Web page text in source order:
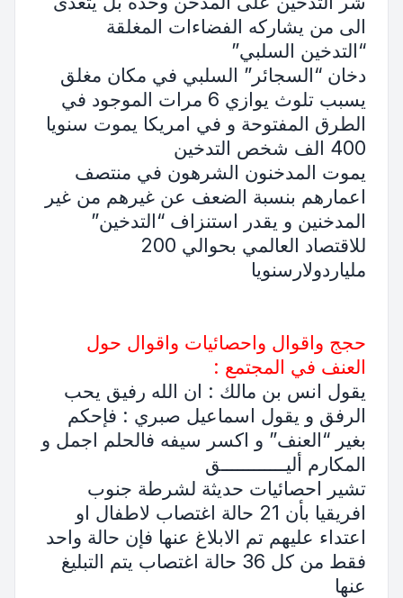
الى من يشاركه الفضاءات المغلقة
“التدخين السلبي”
دخان “السجائر” السلبي في مكان مغلق
يسبب تلوث يوازي 6 مرات الموجود في
الطرق المفتوحة و في امريكا يموت سنويا
400 الف شخص التدخين
يموت المدخنون الشرهون في منتصف
اعمارهم بنسبة الضعف عن غيرهم من غير
المدخنين و يقدر استنزاف “التدخين”
للاقتصاد العالمي بحوالي 200
ملياردولارسنويا
حجج واقوال واحصائيات واقوال حول
العنف في المجتمع :
يقول انس بن مالك : ان الله رفيق يحب
الرفق و يقول اسماعيل صبري : فإحكم
بغير “العنف” و اكسر سيفه فالحلم اجمل و
المكارم أليــــــــــــق
تشير احصائيات حديثة لشرطة جنوب
افريقيا بأن 21 حالة اغتصاب لاطفال او
اعتداء عليهم تم الابلاغ عنها فإن حالة واحد
فقط من كل 36 حالة اغتصاب يتم التبليغ
عنها